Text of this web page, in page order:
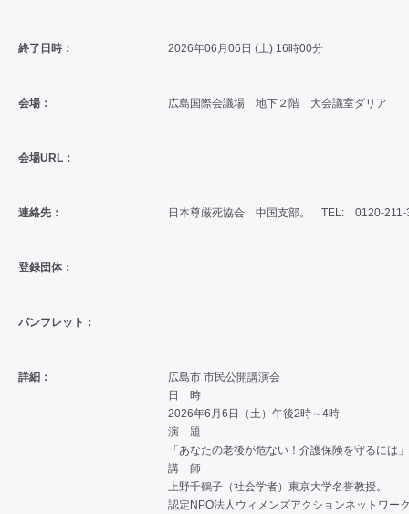
終了日時： 2026年06月06日 (土) 16時00分
会場： 広島国際会議場 地下２階 大会議室ダリア
会場URL：
連絡先： 日本尊厳死協会 中国支部。 TEL: 0120-211-
登録団体：
パンフレット：
詳細：
広島市 市民公開講演会
日 時
2026年6月6日（土）午後2時～4時
演 題
「あなたの老後が危ない！介護保険を守るには」
講 師
上野千鶴子（社会学者）東京大学名誉教授。
認定NPO法人ウィメンズアクションネットワー